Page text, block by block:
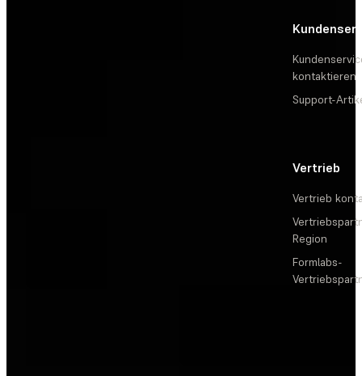
kontaktieren
Support-
Vertrieb
Vertrieb
Region
Formlabs-